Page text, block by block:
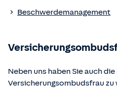
Die berufsrechtlichen
eingesehen und abgerufen
Beschwerdemanagement
Neben uns haben Sie auch
Versicherungsombudsfrau zu